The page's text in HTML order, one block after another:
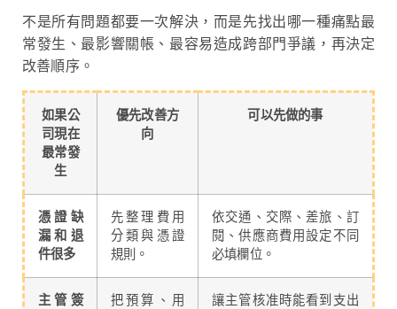
不是所有問題都要一次解決，而是先找出哪一種痛點最
常發生、最影響關帳、最容易造成跨部門爭議，再決定
改善順序。
如果公
司現在
最常發
生
優先改善方
向
可以先做的事
憑證缺
漏和退
件很多
先整理費用
分類與憑證
規則。
依交通、交際、差旅、訂
閱、供應商費用設定不同
必填欄位。
主管簽
把預算、用
讓主管核准時能看到支出